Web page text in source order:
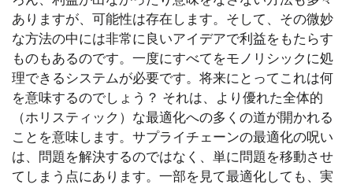
ありますが、可能性は存在します。そして、その微妙
な方法の中には非常に良いアイデアで利益をもたらす
ものもあるのです。一度にすべてをモノリシックに処
理できるシステムが必要です。将来にとってこれは何
を意味するのでしょう？ それは、より優れた全体的
（ホリスティック）な最適化への多くの道が開かれる
ことを意味します。サプライチェーンの最適化の呪い
は、問題を解決するのではなく、単に問題を移動させ
てしまう点にあります。一部を見て最適化しても、実